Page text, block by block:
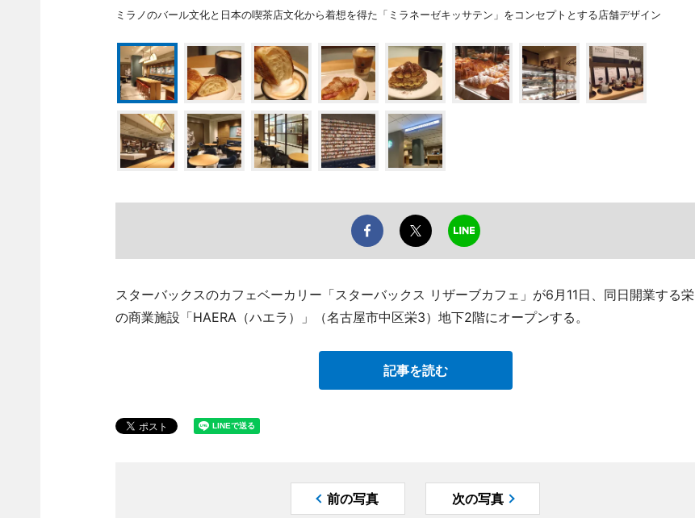
ミラノのバール文化と日本の喫茶店文化から着想を得た「ミラネーゼキッサテン」をコンセプトとする店舗デザイン
スターバックスのカフェベーカリー「スターバックス リザーブカフェ」が6月11日、同日開業する栄
の商業施設「HAERA（ハエラ）」（名古屋市中区栄3）地下2階にオープンする。
記事を読む
前の写真 次の写真